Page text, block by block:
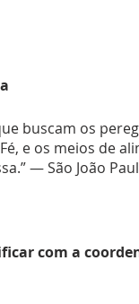
buscam os
e os meios de
— São João
com a